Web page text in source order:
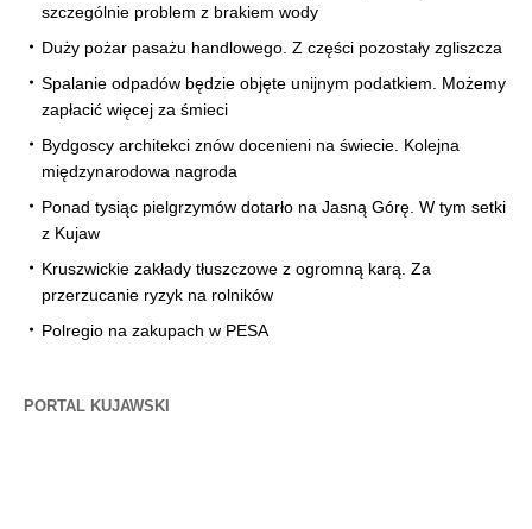
szczególnie problem z brakiem wody
Duży pożar pasażu handlowego. Z części pozostały zgliszcza
Spalanie odpadów będzie objęte unijnym podatkiem. Możemy
zapłacić więcej za śmieci
Bydgoscy architekci znów docenieni na świecie. Kolejna
międzynarodowa nagroda
Ponad tysiąc pielgrzymów dotarło na Jasną Górę. W tym setki
z Kujaw
Kruszwickie zakłady tłuszczowe z ogromną karą. Za
przerzucanie ryzyk na rolników
Polregio na zakupach w PESA
PORTAL KUJAWSKI